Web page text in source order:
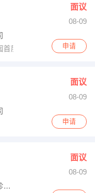
面议
08-09
层A1003
申请
面议
08-09
申请
面议
08-09
河源源城美斯嘉医疗美容门诊有限公司